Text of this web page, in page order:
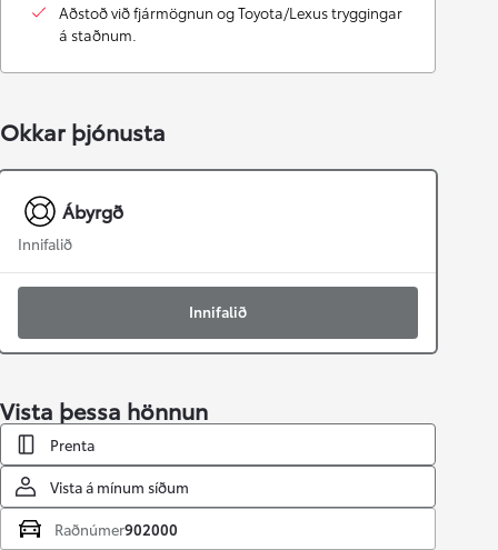
Aðstoð við fjármögnun og Toyota/Lexus tryggingar
á staðnum.
Okkar þjónusta
Ábyrgð
Innifalið
Innifalið
Vista þessa hönnun
Prenta
Vista á mínum síðum
Raðnúmer902000